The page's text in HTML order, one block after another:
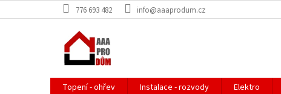
na
776 693 482 info@aaaprodum.cz
Topení - ohřev Instalace - rozvody Elektro